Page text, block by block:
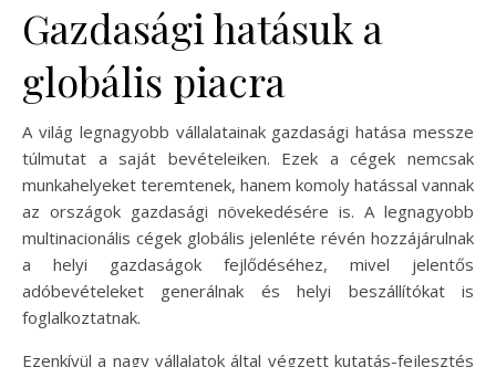
Gazdasági hatásuk a
globális piacra
A világ legnagyobb vállalatainak gazdasági hatása messze
túlmutat a saját bevételeiken. Ezek a cégek nemcsak
munkahelyeket teremtenek, hanem komoly hatással vannak
az országok gazdasági növekedésére is. A legnagyobb
multinacionális cégek globális jelenléte révén hozzájárulnak
a helyi gazdaságok fejlődéséhez, mivel jelentős
adóbevételeket generálnak és helyi beszállítókat is
foglalkoztatnak.
Ezenkívül a nagy vállalatok által végzett kutatás-fejlesztés